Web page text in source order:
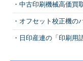
中古印刷機械高価買
オフセット校正機の
日印産連の「印刷用